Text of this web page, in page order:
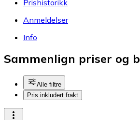
Prishistorikk
Anmeldelser
Info
Sammenlign priser og
Alle filtre
Pris inkludert frakt